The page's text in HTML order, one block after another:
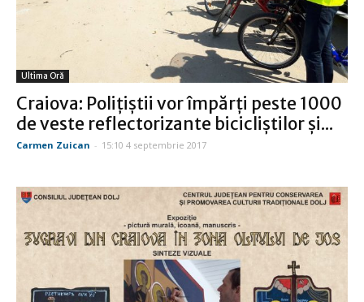
Ultima Oră
Craiova: Poliţiştii vor împărţi peste 1000
de veste reflectorizante bicicliştilor şi...
Carmen Zuican - 15:10 4 septembrie 2017